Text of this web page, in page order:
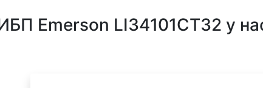
Emerson LI34101CT32 у